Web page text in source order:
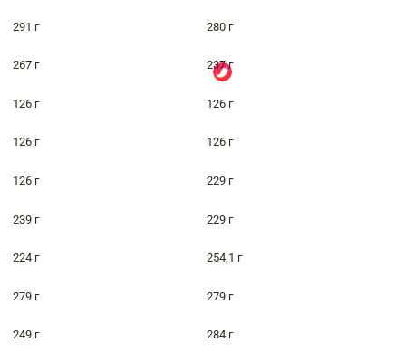
291 г 280 г
267 г 237 г
126 г 126 г
126 г 126 г
126 г 229 г
239 г 229 г
224 г 254,1 г
279 г 279 г
249 г 284 г